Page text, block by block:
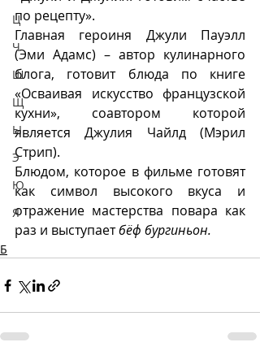
Ц
Ч
Ш
Щ
Ы
Э
Ю
Я
по рецепту».
Главная героиня Джули Пауэлл
(Эми Адамс) – автор кулинарного
блога, готовит блюда по книге
«Осваивая искусство французской
кухни», соавтором которой
является Джулия Чайлд (Мэрил
Стрип).
Блюдом, которое в фильме готовят
как символ высокого вкуса и
отражение мастерства повара как
раз и выступает бёф бургиньон.
Б